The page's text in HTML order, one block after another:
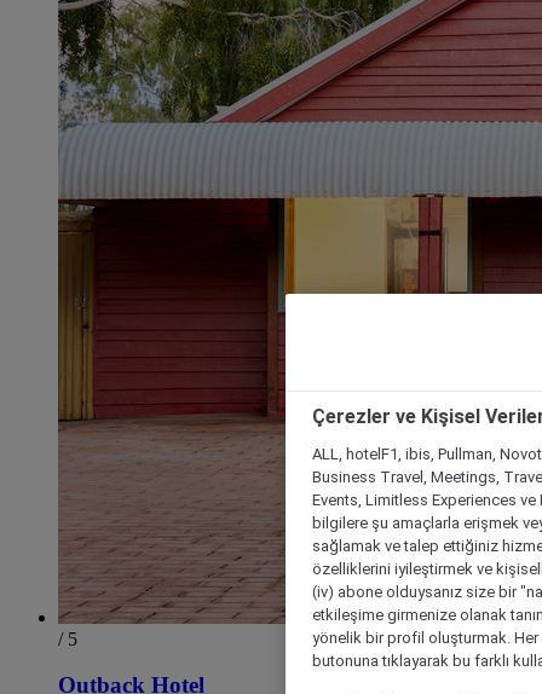
/ 5
Outback Hotel
Çerezler ve Kişisel
ALL, hotelF1, ibis, Pullman,
Business Travel, Meetings,
Events, Limitless Experiences
bilgilere şu amaçlarla erişmek
sağlamak ve talep ettiğiniz
özelliklerini iyileştirmek ve
(iv) abone olduysanız size bir
etkileşime girmenize olanak
yönelik bir profil oluşturmak.
butonuna tıklayarak bu farklı